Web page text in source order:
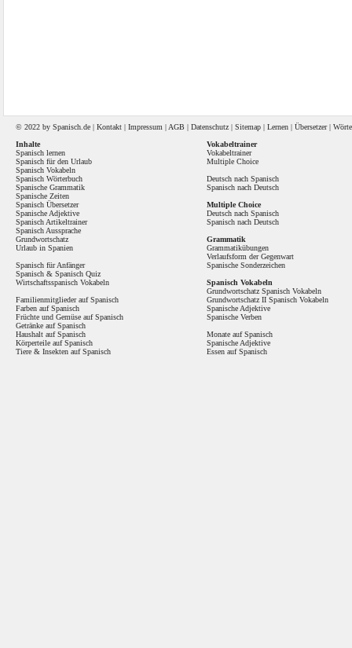
© 2022 by Spanisch .de | Kontakt | Impressum | AGB | Datenschutz | Sitemap | Lernen | Übersetzer|
Inhalte
Spanisch lernen
Spanisch für den Urlaub
Spanisch Vokabeln
Spanisch Wörterbuch
Spanische Grammatik
Spanische Zeiten
Spanisch Übersetzer
Spanische Adjektive
Spanisch Artikeltrainer
Spanisch Aussprache
Grundwortschatz
Urlaub in Spanien
Spanisch für Anfänger
Spanisch & Spanisch Quiz
Wirtschaftsspanisch Vokabeln
Familienmitglieder auf Spanisch
Farben auf Spanisch
Früchte und Gemüse auf Spanisch
Getränke auf Spanisch
Haushalt auf Spanisch
Körperteile auf Spanisch
Tiere & Insekten auf Spanisch
Vokabeltrainer
Vokabeltrainer
Multiple Choice
Deutsch nach Spanisch
Spanisch nach Deutsch
Multiple Choice
Deutsch nach Spanisch
Spanisch nach Deutsch
Grammatik
Grammatikübungen
Verlaufsform der Gegenwart
Spanische Sonderzeichen
Spanisch Vokabeln
Grundwortschatz Spanisch Vokabeln
Grundwortschatz II Spanisch Vokabeln
Spanische Adjektive
Spanische Verben
Monate auf Spanisch
Spanische Adjektive
Essen auf Spanisch